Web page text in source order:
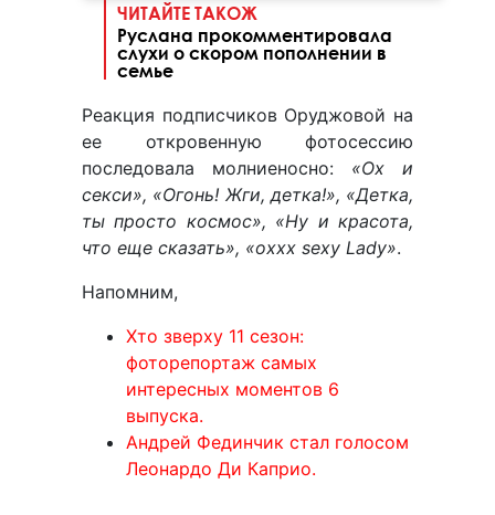
ЧИТАЙТЕ ТАКОЖ
Руслана прокомментировала
слухи о скором пополнении в
семье
Реакция подписчиков Оруджовой на
ее откровенную фотосессию
последовала молниеносно: «Ох и
секси», «Огонь! Жги, детка!», «Детка,
ты просто космос», «Ну и красота,
что еще сказать», «oxxx sexy Lady».
Напомним,
Хто зверху 11 сезон:
фоторепортаж самых
интересных моментов 6
выпуска.
Андрей Фединчик стал голосом
Леонардо Ди Каприо.